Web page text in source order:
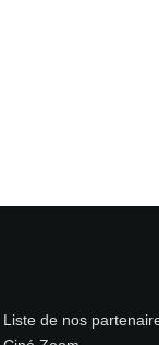
Liste de nos